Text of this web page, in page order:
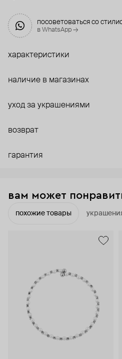
посоветоваться со
в WhatsApp →
характеристики
наличие в магазинах
уход за украшениями
возврат
гарантия
вам может
похожие товары